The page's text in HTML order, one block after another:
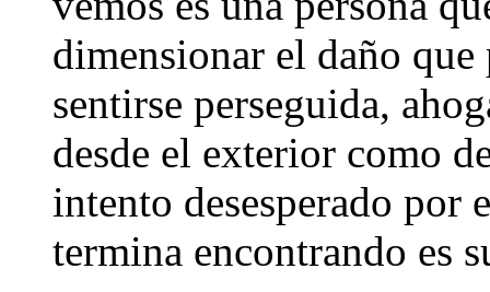
dimensionar el daño que
sentirse perseguida,
desde el exterior como
intento desesperado por
termina encontrando es